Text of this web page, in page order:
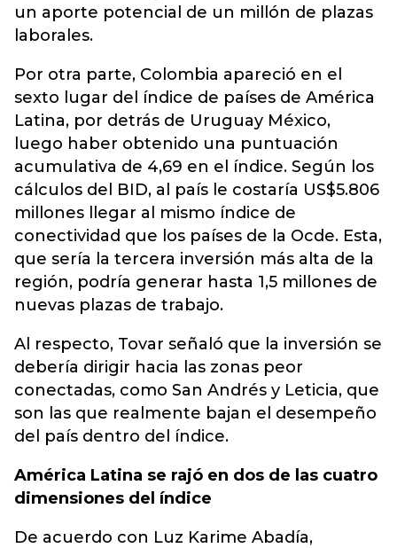
un aporte potencial de un millón de plazas
laborales.
Por otra parte, Colombia apareció en el
sexto lugar del índice de países de América
Latina, por detrás de Uruguay México,
luego haber obtenido una puntuación
acumulativa de 4,69 en el índice. Según los
cálculos del BID, al país le costaría US$5.806
millones llegar al mismo índice de
conectividad que los países de la Ocde. Esta,
que sería la tercera inversión más alta de la
región, podría generar hasta 1,5 millones de
nuevas plazas de trabajo.
Al respecto, Tovar señaló que la inversión se
debería dirigir hacia las zonas peor
conectadas, como San Andrés y Leticia, que
son las que realmente bajan el desempeño
del país dentro del índice.
América Latina se rajó en dos de las cuatro
dimensiones del índice
De acuerdo con Luz Karime Abadía,